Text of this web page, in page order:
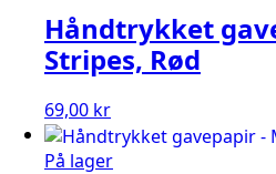
Håndtrykket
Stripes, Rød
69,00 kr
På lager